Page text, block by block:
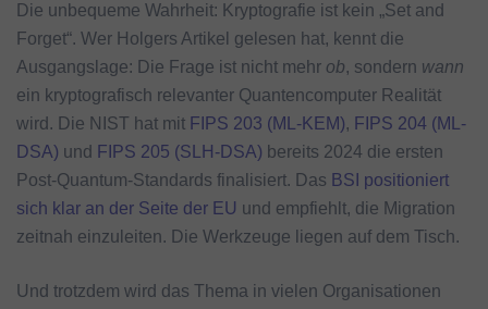
Die unbequeme Wahrheit: Kryptografie ist kein „Set and
Forget“. Wer Holgers Artikel gelesen hat, kennt die
Ausgangslage: Die Frage ist nicht mehr ob, sondern wann
ein kryptografisch relevanter Quantencomputer Realität
wird. Die NIST hat mit FIPS 203 (ML-KEM), FIPS 204 (ML-
DSA) und FIPS 205 (SLH-DSA) bereits 2024 die ersten
Post-Quantum-Standards finalisiert. Das BSI positioniert
sich klar an der Seite der EU und empfiehlt, die Migration
zeitnah einzuleiten. Die Werkzeuge liegen auf dem Tisch.
Und trotzdem wird das Thema in vielen Organisationen